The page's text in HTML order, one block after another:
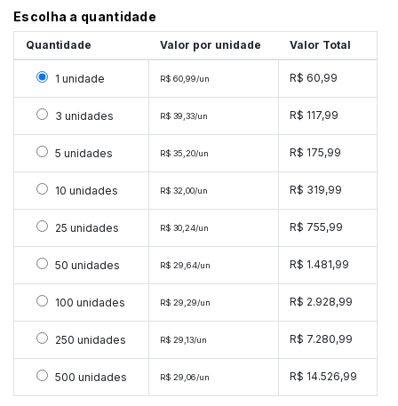
Escolha a quantidade
Quantidade Valor por unidade Valor Total
Selecionar 1 unidade
1 unidade R$ 60,99/un R$ 60,99
Selecionar 3 unidades
3 unidades R$ 39,33/un R$ 117,99
Selecionar 5 unidades
5 unidades R$ 35,20/un R$ 175,99
Selecionar 10 unidades
10 unidades R$ 32,00/un R$ 319,99
Selecionar 25 unidades
25 unidades R$ 30,24/un R$ 755,99
Selecionar 50 unidades
50 unidades R$ 29,64/un R$ 1.481,99
Selecionar 100 unidades
100 unidades R$ 29,29/un R$ 2.928,99
Selecionar 250 unidades
250 unidades R$ 29,13/un R$ 7.280,99
Selecionar 500 unidades
500 unidades R$ 29,06/un R$ 14.526,99